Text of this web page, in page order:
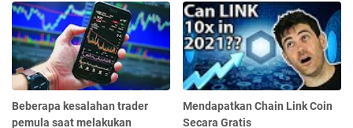
Beberapa kesalahan trader
pemula saat melakukan
Mendapatkan Chain Link Coin
Secara Gratis